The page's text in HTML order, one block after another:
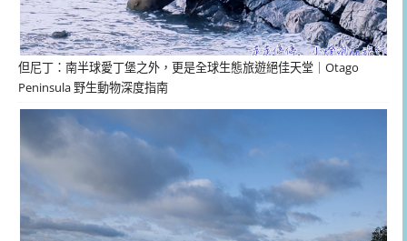
但尼丁：南半球愛丁堡之外，更是全球生態旅遊絕佳天堂｜Otago
Peninsula 野生動物深度指南